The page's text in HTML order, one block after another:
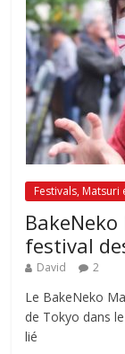
Festivals, Matsuri
festival
David 2
Le BakeNeko
de Tokyo dans
lié